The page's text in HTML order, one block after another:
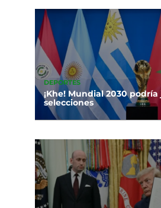
DEPORTES
¡Khe! Mundial 2030
selecciones